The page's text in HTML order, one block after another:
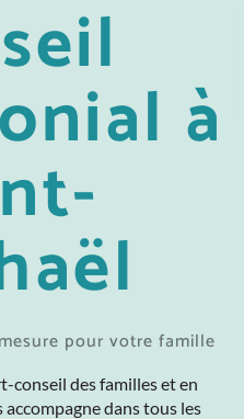
à
pour votre famille
conseil des familles et en
dans tous les